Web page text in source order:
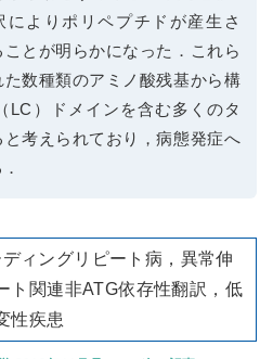
よりポリペプチドが産生さ
とが明らかになった．これら
数種類のアミノ酸残基から構
LC）ドメインを含む多くのタ
考えられており，病態発症へ
ディングリピート病，異常伸
ト関連非ATG依存性翻訳，低
性疾患